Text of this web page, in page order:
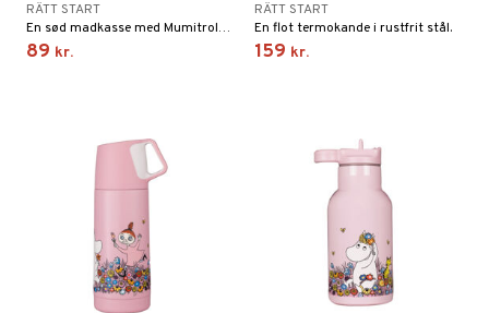
RÄTT START
En sød madkasse med Mumitroldene.
89 kr.
RÄTT START
En flot termokande i rustfrit stål.
159 kr.